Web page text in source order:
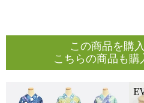
この商品を購
こちらの商品も購